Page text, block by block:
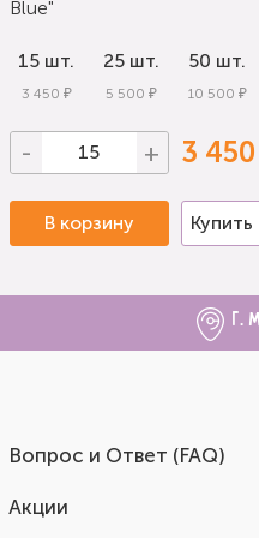
Blue"
15 шт.
3 450 ₽
25 шт.
5 500 ₽
50 шт.
10 500 ₽
- + 3
В корзину Купить
г.
Вопрос и Ответ (FAQ)
Акции